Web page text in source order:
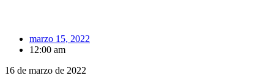
marzo 15, 2022
12:00 am
16 de marzo de 2022